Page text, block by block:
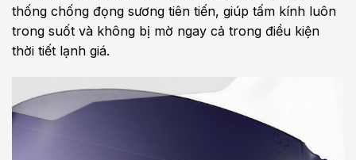
thống chống đọng sương tiên tiến, giúp tấm kính luôn
trong suốt và không bị mờ ngay cả trong điều kiện
thời tiết lạnh giá.